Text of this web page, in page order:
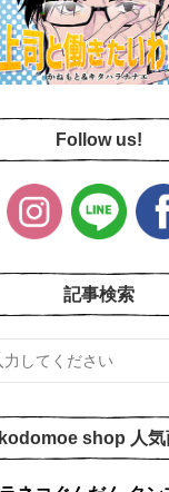
Follow us!
記事検索
kodomoe shop 人気